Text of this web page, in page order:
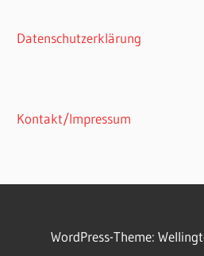
Datenschutzerklärung
Kontakt/Impressum
WordPress-Theme: